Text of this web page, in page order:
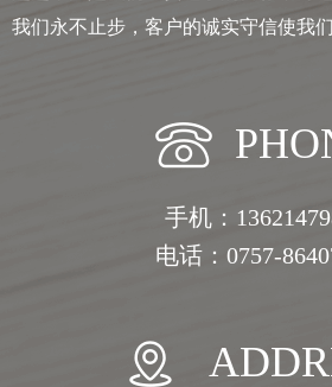
我们永不止步，客户的诚实守信使我
手机：
电话：0757-